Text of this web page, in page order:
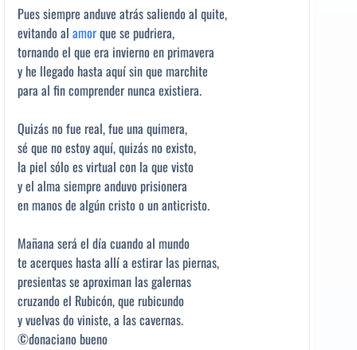
Pues siempre anduve atrás saliendo al quite,
evitando al amorque se pudriera,
tornando el que era invierno en primavera
y he llegado hasta aquí sin que marchite
para al fin comprender nunca existiera.
Quizás no fue real, fue una quimera,
sé que no estoy aquí, quizás no existo,
la piel sólo es virtual con la que visto
y el alma siempre anduvo prisionera
en manos de algún cristo o un anticristo.
Mañana será el día cuando al mundo
te acerques hasta allí a estirar las piernas,
presientas se aproximan las galernas
cruzando el Rubicón, que rubicundo
y vuelvas do viniste, a las cavernas.
©donaciano bueno